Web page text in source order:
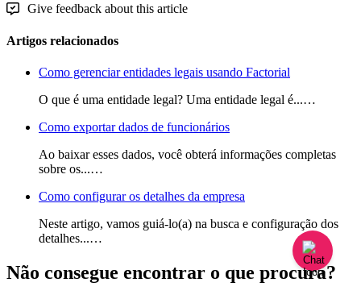
Give feedback about this article
Artigos relacionados
Como gerenciar entidades legais usando Factorial
O que é uma entidade legal? Uma entidade legal é...…
Como exportar dados de funcionários
Ao baixar esses dados, você obterá informações completas
sobre os...…
Como configurar os detalhes da empresa
Neste artigo, vamos guiá-lo(a) na busca e configuração dos
detalhes...…
Não consegue encontrar o que procura?